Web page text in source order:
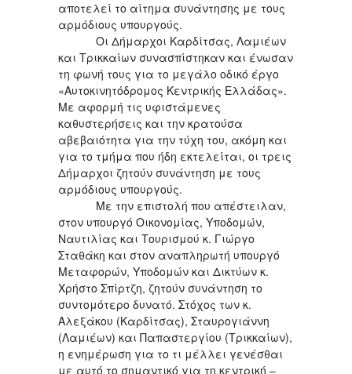
αποτελεί το αίτημα συνάντησης με τους
αρμόδιους υπουργούς.
Οι Δήμαρχοι Καρδίτσας, Λαμιέων
και Τρικκαίων συνασπίστηκαν και ένωσαν
τη φωνή τους για το μεγάλο οδικό έργο
«Αυτοκινητόδρομος Κεντρικής Ελλάδας».
Με αφορμή τις υφιστάμενες
καθυστερήσεις και την κρατούσα
αβεβαιότητα για την τύχη του, ακόμη και
για το τμήμα που ήδη εκτελείται, οι τρεις
Δήμαρχοι ζητούν συνάντηση με τους
αρμόδιους υπουργούς.
Με την επιστολή που απέστειλαν,
στον υπουργό Οικονομίας, Υποδομών,
Ναυτιλίας και Τουρισμού κ. Γιώργο
Σταθάκη και στον αναπληρωτή υπουργό
Μεταφορών, Υποδομών και Δικτύων κ.
Χρήστο Σπίρτζη, ζητούν συνάντηση το
συντομότερο δυνατό. Στόχος των κ.
Αλεξάκου (Καρδίτσας), Σταυρογιάννη
(Λαμιέων) και Παπαστεργίου (Τρικκαίων),
η ενημέρωση για το τι μέλλει γενέσθαι
με αυτό το σημαντικό για τη κεντρική –